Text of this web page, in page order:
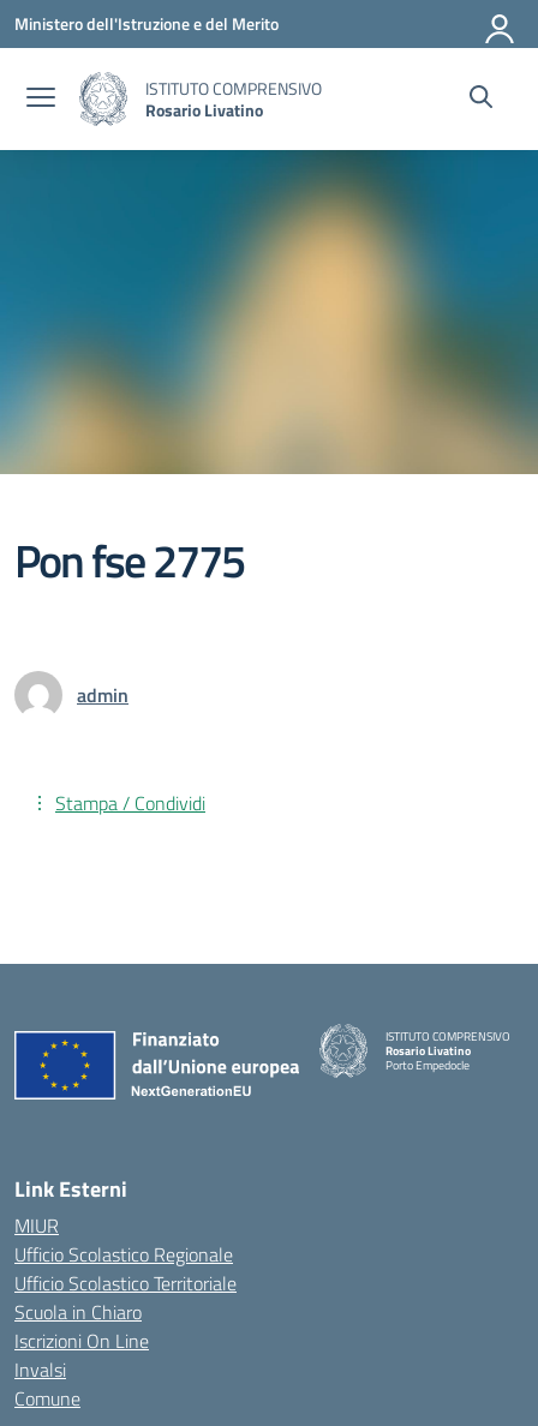
Vai ai contenuti
Vai al menu di navigazione
Vai al footer
Ministero dell'Istruzione e del Merito
ISTITUTO COMPRENSIVO
Rosario Livatino
Pon fse 2775
admin
Stampa / Condividi
ISTITUTO COMPRENSIVO
Rosario Livatino
Porto Empedocle
Link Esterni
MIUR
Ufficio Scolastico Regionale
Ufficio Scolastico Territoriale
Scuola in Chiaro
Iscrizioni On Line
Invalsi
Comune